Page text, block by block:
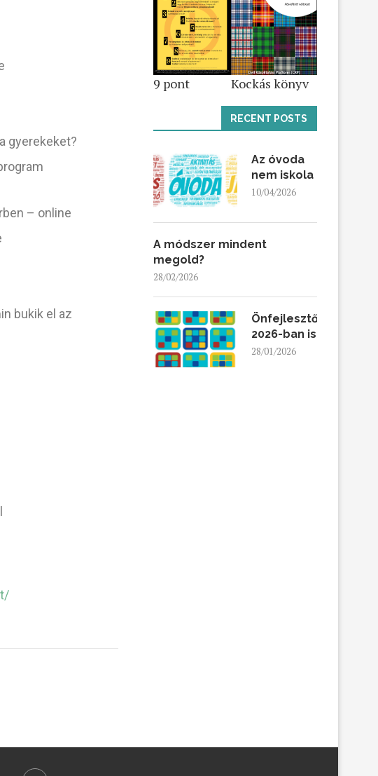
gyerekeket?
– online
bukik el az
9 pont Kockás könyv
RECENT POSTS
Az óvoda
nem iskola
10/04/2026
A módszer mindent
megold?
28/02/2026
Önfejlesztő
2026-ban is
28/01/2026